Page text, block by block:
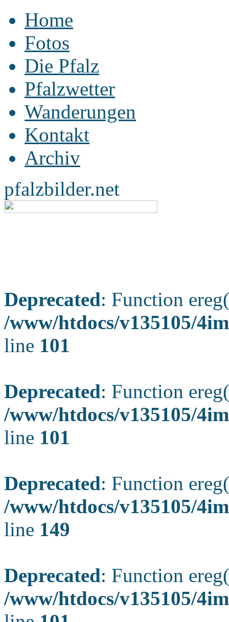
Home
Fotos
Die Pfalz
Pfalzwetter
Wanderungen
Kontakt
Archiv
pfalzbilder.net
Deprecated: Function
/www/htdocs/v135105/
line 101
Deprecated: Function
/www/htdocs/v135105/
line 101
Deprecated: Function
/www/htdocs/v135105/
line 149
Deprecated: Function
/www/htdocs/v135105/